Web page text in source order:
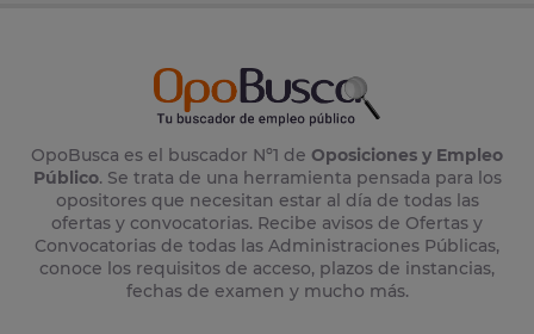
OpoBusca es el buscador Nº1 de Oposiciones y Empleo
Público. Se trata de una herramienta pensada para los
opositores que necesitan estar al día de todas las
ofertas y convocatorias. Recibe avisos de Ofertas y
Convocatorias de todas las Administraciones Públicas,
conoce los requisitos de acceso, plazos de instancias,
fechas de examen y mucho más.